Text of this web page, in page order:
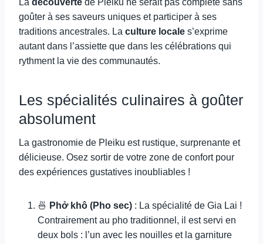
La découverte de Pleiku ne serait pas complète sans
goûter à ses saveurs uniques et participer à ses
traditions ancestrales. La culture locale s’exprime
autant dans l’assiette que dans les célébrations qui
rythment la vie des communautés.
Les spécialités culinaires à goûter
absolument
La gastronomie de Pleiku est rustique, surprenante et
délicieuse. Osez sortir de votre zone de confort pour
des expériences gustatives inoubliables !
🍜 Phở khô (Pho sec) : La spécialité de Gia Lai !
Contrairement au pho traditionnel, il est servi en
deux bols : l’un avec les nouilles et la garniture